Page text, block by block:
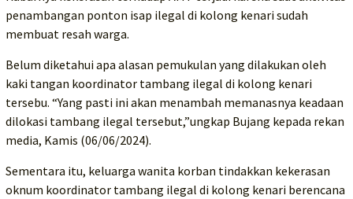
penambangan ponton isap ilegal di kolong kenari sudah
membuat resah warga.
Belum diketahui apa alasan pemukulan yang dilakukan oleh
kaki tangan koordinator tambang ilegal di kolong kenari
tersebu. “Yang pasti ini akan menambah memanasnya keadaan
dilokasi tambang ilegal tersebut,”ungkap Bujang kepada rekan
media, Kamis (06/06/2024).
Sementara itu, keluarga wanita korban tindakkan kekerasan
oknum koordinator tambang ilegal di kolong kenari berencana